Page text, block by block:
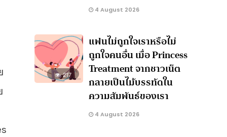
4 August 2026
217
แฟนไม่ถูกใจเราหรือไม่
ถูกใจคนอื่น เมื่อ Princess
Treatment จากชาวเน็ต
กลายเป็นไม้บรรทัดใน
ความสัมพันธ์ของเรา
4 August 2026